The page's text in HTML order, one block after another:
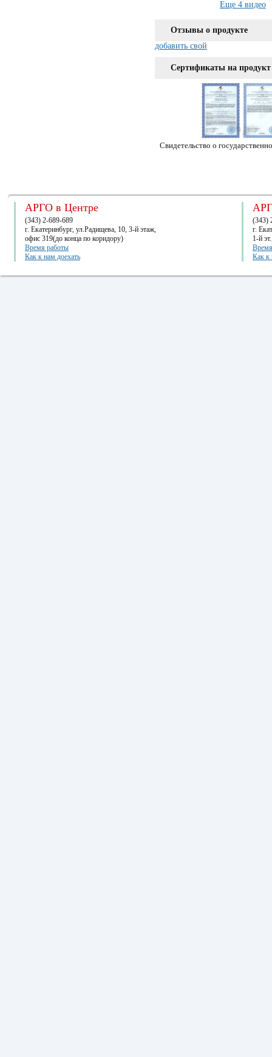
Еще 4 видео
Отзывы о продукте
добавить свой
Сертификаты на продукт
Свидетельство о
АРГО в Центре
(343) 2-689-689
г. Екатеринбург, ул.Радищева, 10, 3-й этаж,
офис 319(до конца по коридору)
Время работы
Как к нам доехать
(343)
г.
1-й
Как к